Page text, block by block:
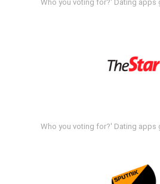
Who you voting for?' Dating apps
Who you voting for?' Dating apps